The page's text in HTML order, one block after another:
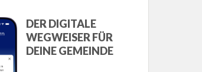
DER DIGITALE
WEGWEISER FÜR
DEINE GEMEINDE